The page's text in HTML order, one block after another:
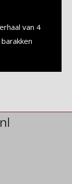
van 4